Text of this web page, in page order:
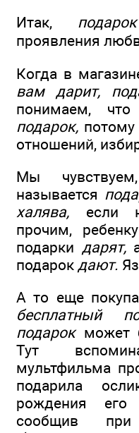
Итак,
проявления
Когда в
вам дарит,
понимаем,
подарок,
отношений,
Мы
называется
халява, если
прочим,
подарки дарят,а
подарок дают.
А то еще
бесплатный
подарокможет
Тут
мультфильма
подарила
рождения его
сообщив